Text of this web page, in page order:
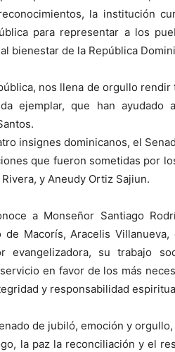
la institución
para representar a los
bienestar de la República
nos llena de orgullo
ejemplar, que han ayudado
insignes dominicanos, el
que fueron sometidas por
y Aneudy Ortiz Sajiun.
a Monseñor Santiago
de Macorís, Aracelis
evangelizadora, su trabajo
en favor de los más
y responsabilidad
de jubiló, emoción y
la paz la reconciliación y el